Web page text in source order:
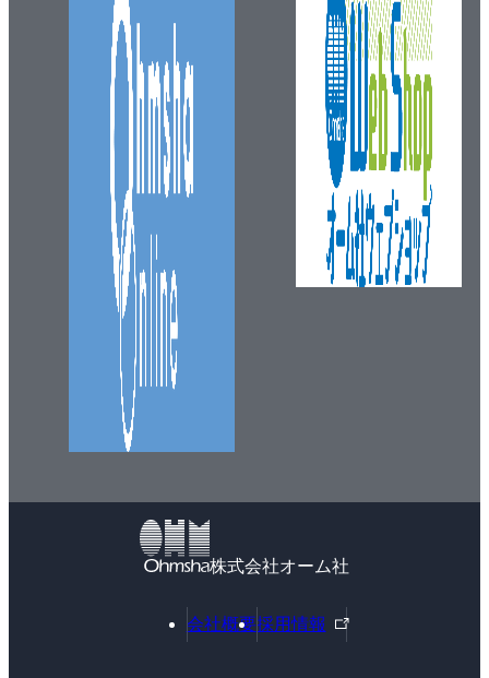
株式会社オーム社
会社概要採用情報
外
部